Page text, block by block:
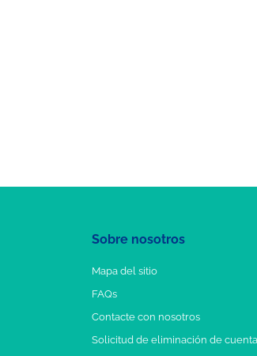
Sobre nosotros
Mapa del sitio
FAQs
Contacte con nosotros
Solicitud de eliminación de cuenta